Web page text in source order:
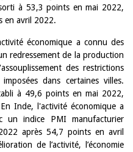
à 53,3 points en mai 2022,
en avril 2022.
économique a connu des
redressement de la production
des restrictions
dans certaines villes.
à 49,6 points en mai 2022,
Inde, l'activité économique a
un indice PMI manufacturier
après 54,7 points en avril
de l’activité, l’économie